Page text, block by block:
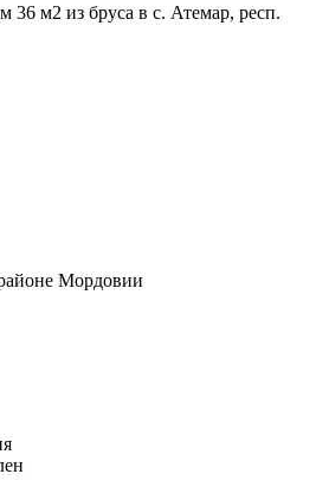
м2 из бруса в с. Атемар, респ.
Мордовии